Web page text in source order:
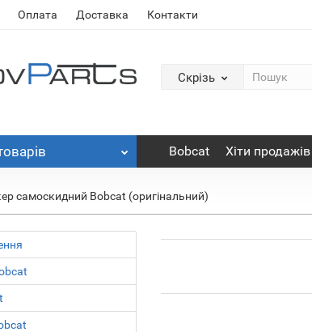
Оплата Доставка Контакти
Скрізь
Bobcat Хіти продажів
самоскидний Bobcat (оригінальний)